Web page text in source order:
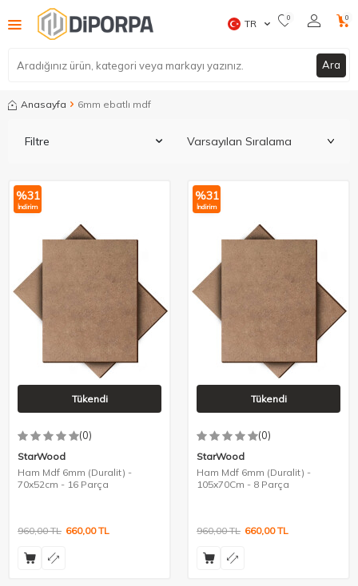
Ara
TR 0 0
Anasayfa 6mm ebatlı mdf
Filtre
%31
İndirim
Tükendi
(0)
StarWood
Ham Mdf 6mm (Duralit) -
70x52cm - 16 Parça
960,00TL 660,00TL
%31
İndirim
Tükendi
(0)
StarWood
Ham Mdf 6mm (Duralit) -
105x70Cm - 8 Parça
960,00TL 660,00TL